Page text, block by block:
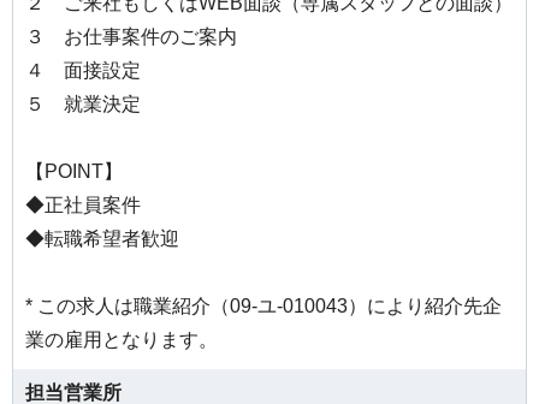
３ お仕事案件のご案内
４ 面接設定
５ 就業決定
【POINT】
◆正社員案件
◆転職希望者歓迎
* この求人は職業紹介（09-ユ-010043）により紹介先企
業の雇用となります。
担当営業所